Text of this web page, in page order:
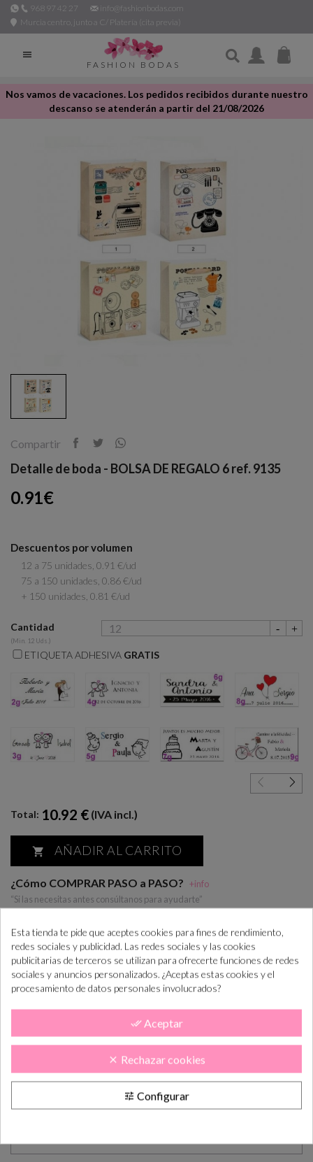
968 97 42 27
info@fashionbodas.com
Murcia centro, junto a C/ Platería (cita previa)

FASHION BODAS
Nos vamos de vacaciones. Los pedidos recibidos durante nuestro
descanso se atenderán a partir del 21/08/2026
Compartir
Detalle de boda - BOLSA DE REGALO 6 ref. 9135
0.91€
Descuentos por volumen
12 a 75 unidades, 0.91 €/ud
75 a 150 unidades, 0.86 €/ud
+ 150 unidades, 0.81 €/ud
Cantidad
(Min. 12 Uds.)
ETIQUETA ADHESIVA GRATIS
Total: 10.92 € (IVA incl.)
 AÑADIR AL CARRITO
¿Cómo COMPRAR PASO a PASO? +info
“Si las necesitas antes consúltanos para ayudarte”
Realiza el pedido
Lo tramitamos y
preparamos
En 5-10 días lab.
lo tendás en casa
DESCRIPCIÓN
CÓMO COMPRAR
PLAZOS DE ENTREGA
OPINIONES
Bolsa Papel Post Card (210gr.)
Se sirven surtidas en cuatro modelos.
Esta tienda te pide que aceptes cookies para fines de rendimiento,
redes sociales y publicidad. Las redes sociales y las cookies
publicitarias de terceros se utilizan para ofrecerte funciones de redes
sociales y anuncios personalizados. ¿Aceptas estas cookies y el
procesamiento de datos personales involucrados?
done_all Aceptar
clear Rechazar cookies
tune Configurar